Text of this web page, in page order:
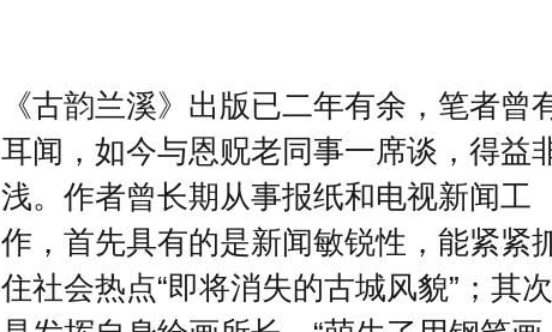
《古韵兰溪》出版已二年有余，笔者曾
耳闻，如今与恩贶老同事一席谈，得益
浅。作者曾长期从事报纸和电视新闻工
作，首先具有的是新闻敏锐性，能紧紧
住社会热点“即将消失的古城风貌”；其次